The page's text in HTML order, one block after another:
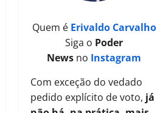
Quem é Erivaldo Carvalho
Siga o Poder
News no Instagram
Com exceção do vedado
pedido explícito de voto, já